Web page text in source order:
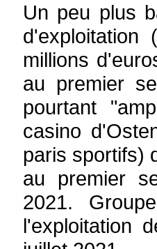
Un peu plus
d'exploitation
millions
au premier
pourtant
casino
paris sportifs)
au premier
2021.
l'exploitation